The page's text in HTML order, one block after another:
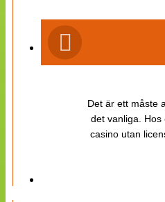
Det är ett måste
det vanliga.
casino utan